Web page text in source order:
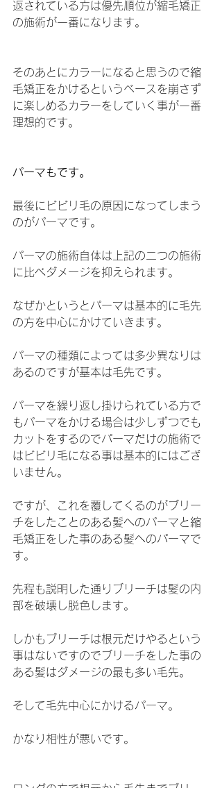
返されている方は優先順位が縮毛矯正
の施術が一番になります。
そのあとにカラーになると思うので縮
毛矯正をかけるというベースを崩さず
に楽しめるカラーをしていく事が一番
理想的です。
パーマもです。
最後にビビリ毛の原因になってしまう
のがパーマです。
パーマの施術自体は上記の二つの施術
に比べダメージを抑えられます。
なぜかというとパーマは基本的に毛先
の方を中心にかけていきます。
パーマの種類によっては多少異なりは
あるのですが基本は毛先です。
パーマを繰り返し掛けられている方で
もパーマをかける場合は少しずつでも
カットをするのでパーマだけの施術で
はビビリ毛になる事は基本的にはござ
いません。
ですが、これを覆してくるのがブリー
チをしたことのある髪へのパーマと縮
毛矯正をした事のある髪へのパーマで
す。
先程も説明した通りブリーチは髪の内
部を破壊し脱色します。
しかもブリーチは根元だけやるという
事はないですのでブリーチをした事の
ある髪はダメージの最も多い毛先。
そして毛先中心にかけるパーマ。
かなり相性が悪いです。